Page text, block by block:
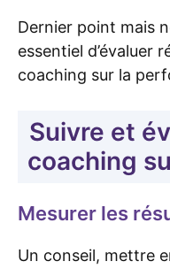
Dernier point mais
essentiel d’évaluer
coaching sur la
Suivre et
coaching
Mesurer les
Un conseil, mettre